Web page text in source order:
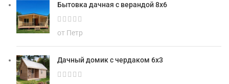
Бытовка дачная с верандой 8х6
от Петр
Дачный домик с чердаком 6х3